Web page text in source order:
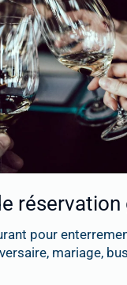
réservation
pour
mariage,